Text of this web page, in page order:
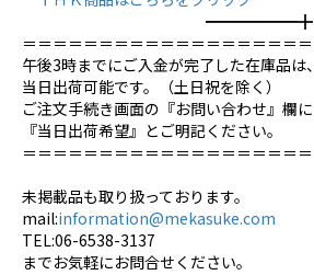
━━━━━━╋
＝＝＝＝＝＝＝＝＝＝＝＝＝＝＝＝＝＝＝
午後3時までにご入金が完了した在庫品は、
当日出荷可能です。（土日祝を除く）
ご注文手続き画面の『お問い合わせ』欄に
『当日出荷希望』とご明記ください。
＝＝＝＝＝＝＝＝＝＝＝＝＝＝＝＝＝＝＝
未掲載品も取り扱っております。
mail:information@mekasuke.com
TEL:06-6538-3137
までお気軽にお問合せください。